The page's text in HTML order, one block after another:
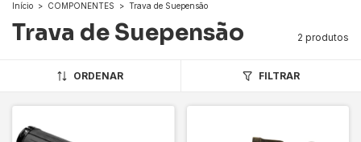
Início > COMPONENTES > Trava de Suepensão
Trava de Suepensão 2 produtos
ORDENAR FILTRAR